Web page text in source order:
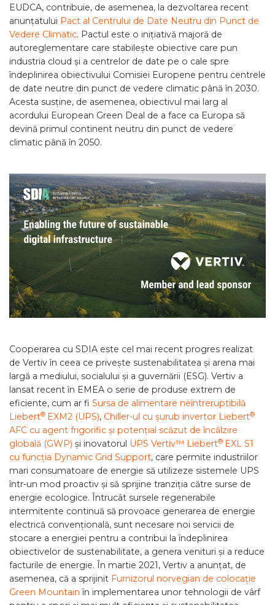
EUDCA, contribuie, de asemenea, la dezvoltarea recent
anunțatului Pact al Centrului de Date Neutru din Punct de
Vedere Climatic. Pactul este o inițiativă majoră de
autoreglementare care stabilește obiective care pun
industria cloud și a centrelor de date pe o cale spre
îndeplinirea obiectivului Comisiei Europene pentru centrele
de date neutre din punct de vedere climatic până în 2030.
Acesta susține, de asemenea, obiectivul mai larg al
acordului European Green Deal de a face ca Europa să
devină primul continent neutru din punct de vedere
climatic până în 2050.
Cooperarea cu SDIA este cel mai recent progres realizat
de Vertiv în ceea ce privește sustenabilitatea și arena mai
largă a mediului, socialului și a guvernării (ESG). Vertiv a
lansat recent în EMEA o serie de produse extrem de
eficiente, cum ar fi Sursa de alimentare neîntreruptibilă
Liebert® EXM2 (UPS), Chiller-ul cu șurub invertor Liebert®
AFC cu agent frigorific și potențial scăzut de încălzire
globală (GWP) și inovatorul UPS Vertiv™ Liebert® EXL S1
cu funcția Dynamic Grid Support, care permite industriilor
mari consumatoare de energie să utilizeze sistemele UPS
într-un mod proactiv și să sprijine tranziția către surse de
energie ecologice. Întrucât sursele regenerabile
intermitente continuă să provoace generarea de energie
electrică convențională, sunt necesare noi servicii de
stocare a energiei pentru a contribui la îndeplinirea
obiectivelor de sustenabilitate, a genera venituri și a reduce
facturile de energie. În martie 2021, Vertiv a anunțat, de
asemenea, că a sprijinit Furnizorul norvegian de colocație
Green Mountain în implementarea unor tehnologii de vârf